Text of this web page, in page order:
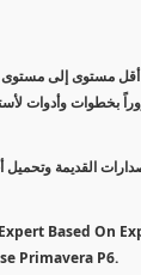
مستوى إلى مستوى
بخطوات وأدوات
Based On
Primavera P6.